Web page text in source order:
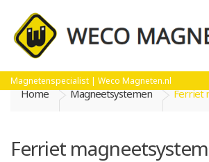
Magnetenspecialist | Weco Magneten.nl
Home Magneetsystemen Ferriet
Ferriet